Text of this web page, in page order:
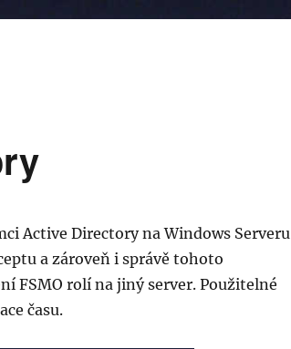
Active Directory na Windows Serveru
a zároveň i správě tohoto
FSMO rolí na jiný server. Použitelné
času.